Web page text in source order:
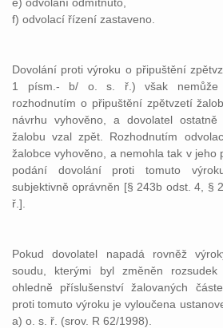
f) odvolací řízení zastaveno.
Dovolání proti výroku o připuštění
1 písm.- b/ o. s. ř.) však nemůže
rozhodnutím o připuštění zpětvzetí
návrhu vyhověno, a dovolatel
žalobu vzal zpět. Rozhodnutím
žalobce vyhověno, a nemohla tak v jeho
podání dovolání proti tomuto
subjektivně oprávněn [§ 243b odst. 4, §
ř.].
Pokud dovolatel napadá rovněž
soudu, kterými byl změněn
ohledně příslušenství žalovaných
proti tomuto výroku je vyloučena
a) o. s. ř. (srov. R 62/1998).